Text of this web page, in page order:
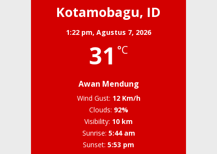
Kotamobagu, ID
1:22 pm, Agustus 7, 2026
31 °C
Awan Mendung
Wind Gust: 12 Km/h
Clouds: 92%
Visibility: 10 km
Sunrise: 5:44 am
Sunset: 5:53 pm